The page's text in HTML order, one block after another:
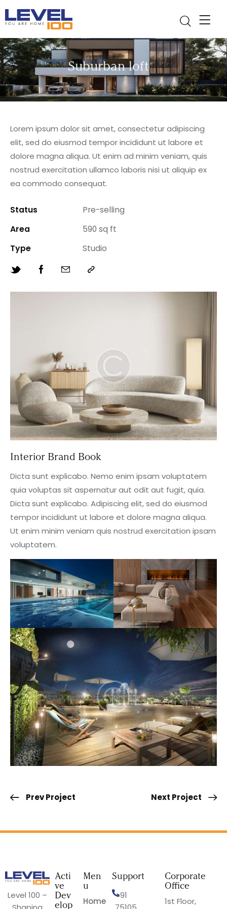
Suburban loft
Interior Brand Book
Dicta sunt explicabo. Nemo enim ipsam voluptatem
quia voluptas sit aspernatur aut odit aut fugit, quia.
Dicta sunt explicabo. Adipiscing elit, sed do eiusmod
tempor incididunt ut labore et dolore magna aliqua.
Ut enim minim veniam quis nostrud exercitation ipsam
voluptatem.
Lorem ipsum dolor sit amet, consectetur adipiscing
elit, sed do eiusmod tempor incididunt ut labore et
dolore magna aliqua. Ut enim ad minim veniam, quis
nostrud exercitation ullamco laboris nisi ut aliquip ex
ea commodo consequat.
Status
Pre-selling
Area
590 sq ft
Type
Studio
Prev Project Next Project
Level 100 –
Acti
ve
Dev
elop
Men
u
Home
Support
+91
Corporate
Office
1st Floor,